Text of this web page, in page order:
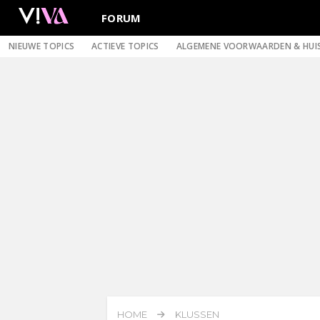
FORUM
NIEUWE TOPICS ACTIEVE TOPICS ALGEMENE VOORWAARDEN &
HOME KLUSSEN